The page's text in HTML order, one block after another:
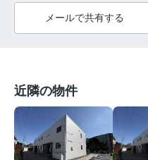
メールで共有する
近隣の物件